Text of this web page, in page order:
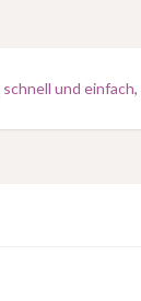
schnell und einfach,